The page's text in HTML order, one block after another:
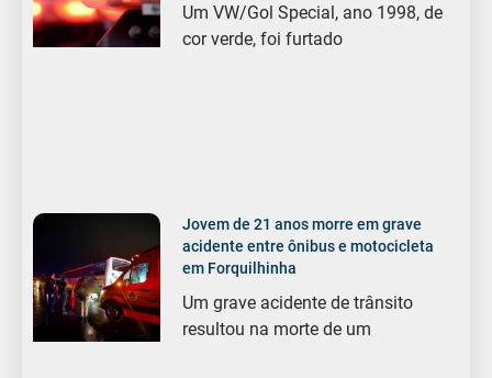
Um VW/Gol Special, ano 1998, de
cor verde, foi furtado
Jovem de 21 anos morre em grave
acidente entre ônibus e motocicleta
em Forquilhinha
Um grave acidente de trânsito
resultou na morte de um